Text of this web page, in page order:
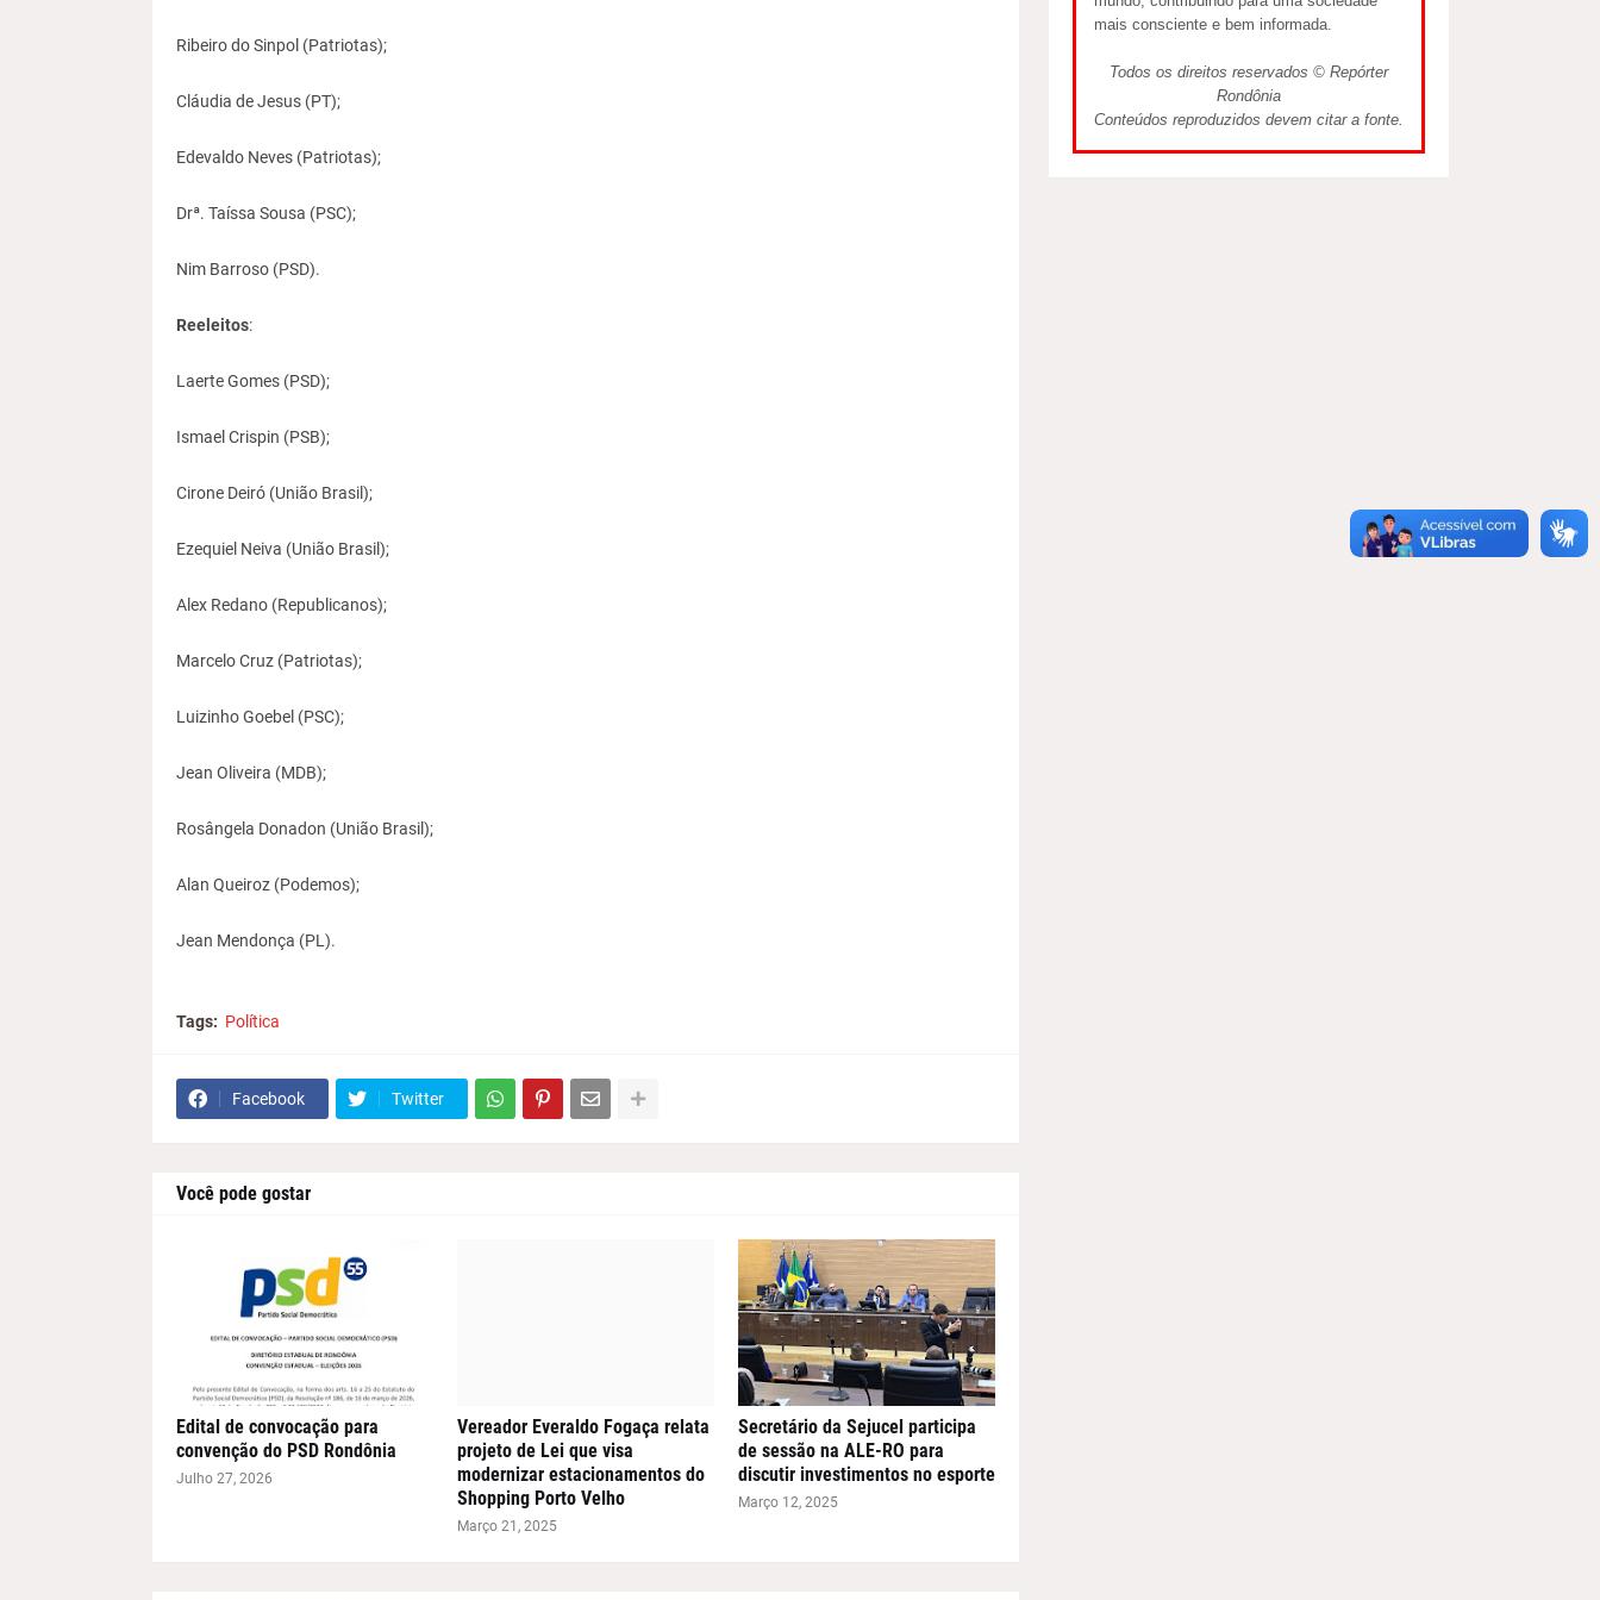
Ribeiro do Sinpol (Patriotas);
Cláudia de Jesus (PT);
Edevaldo Neves (Patriotas);
Drª. Taíssa Sousa (PSC);
Nim Barroso (PSD).
Reeleitos:
Laerte Gomes (PSD);
Ismael Crispin (PSB);
Cirone Deiró (União Brasil);
Ezequiel Neiva (União Brasil);
Alex Redano (Republicanos);
Marcelo Cruz (Patriotas);
Luizinho Goebel (PSC);
Jean Oliveira (MDB);
Rosângela Donadon (União Brasil);
Alan Queiroz (Podemos);
Jean Mendonça (PL).
Tags: Política
Facebook Twitter
Você pode gostar
Edital de convocação para
convenção do PSD Rondônia
Julho 27, 2026
Vereador Everaldo Fogaça relata
projeto de Lei que visa
modernizar estacionamentos do
Shopping Porto Velho
Março 21, 2025
Secretário da Sejucel participa
de sessão na ALE-RO para
discutir investimentos no esporte
Março 12, 2025
mais consciente e bem informada.
Todos os direitos reservados © Repórter
Rondônia
Conteúdos reproduzidos devem citar a fonte.